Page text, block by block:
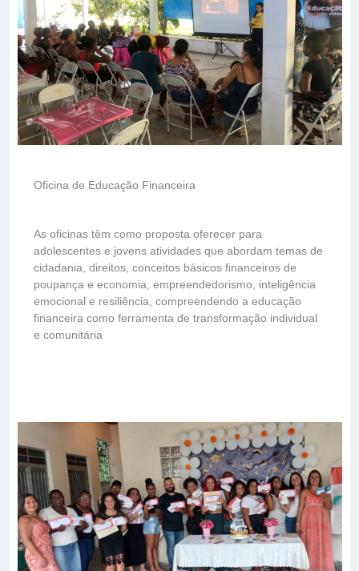
Oficina de Educação Financeira
As oficinas têm como proposta oferecer para
adolescentes e jovens atividades que abordam temas de
cidadania, direitos, conceitos básicos financeiros de
poupança e economia, empreendedorismo, inteligência
emocional e resiliência, compreendendo a educação
financeira como ferramenta de transformação individual
e comunitária